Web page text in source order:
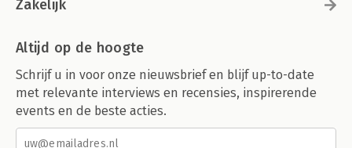
Zakelijk
Altijd op de hoogte
Schrijf u in voor onze nieuwsbrief en blijf up-to-date
met relevante interviews en recensies, inspirerende
events en de beste acties.